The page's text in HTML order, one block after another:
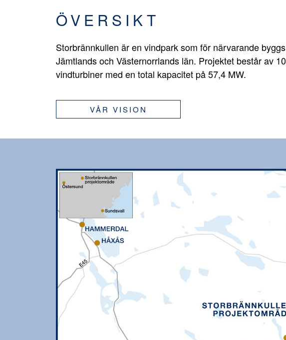
ÖVERSIKT
Storbrännkullen är en vindpark som för närvarande
Jämtlands och Västernorrlands län. Projektet består av 10
vindturbiner med en total kapacitet på 57,4 MW.
VÅR VISION